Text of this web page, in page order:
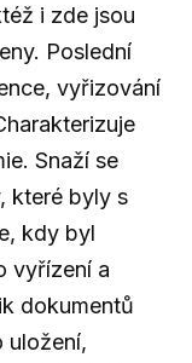
i zde jsou
Poslední
vyřizování
Snaží se
které byly s
kdy byl
vyřízení a
dokumentů
uložení,